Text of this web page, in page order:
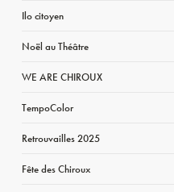
Ilo citoyen
Noël au Théâtre
WE ARE CHIROUX
TempoColor
Retrouvailles 2025
Fête des Chiroux